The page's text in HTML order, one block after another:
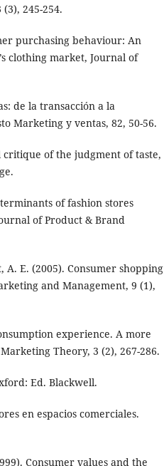
245-254.
purchasing behaviour: An
clothing market, Journal of
de la transacción a la
Marketing y ventas, 82, 50-56.
critique of the judgment of taste,
of fashion stores
of Product & Brand
E. (2005). Consumer shopping
and Management, 9 (1),
experience. A more
Theory, 3 (2), 267-286.
Ed. Blackwell.
en espacios comerciales.
Consumer values and the